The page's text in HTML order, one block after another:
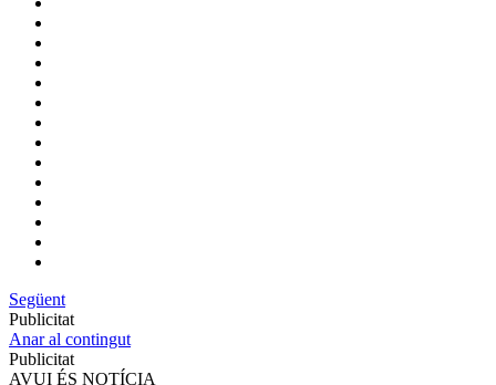
Següent
Publicitat
Anar al contingut
Publicitat
AVUI ÉS NOTÍCIA